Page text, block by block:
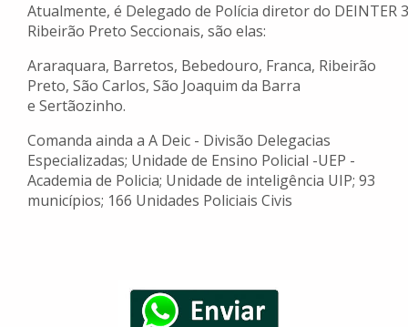
Atualmente, é Delegado de Polícia diretor do DEINTER 3
Ribeirão Preto Seccionais, são elas:
Araraquara, Barretos, Bebedouro, Franca, Ribeirão
Preto, São Carlos, São Joaquim da Barra
e Sertãozinho.
Comanda ainda a A Deic - Divisão Delegacias
Especializadas; Unidade de Ensino Policial -UEP -
Academia de Policia; Unidade de inteligência UIP; 93
municípios; 166 Unidades Policiais Civis